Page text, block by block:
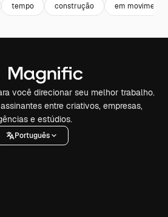
tempo construção em movimento
você direcionar seu melhor trabalho.
entre criativos, empresas,
e estúdios.
Português